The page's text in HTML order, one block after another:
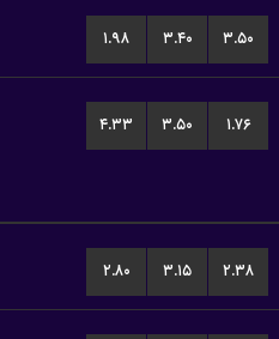
۱.۹۸ ۳.۴۰ ۳.۵۰
۴.۳۳ ۳.۵۰ ۱.۷۶
۲.۸۰ ۳.۱۵ ۲.۳۸